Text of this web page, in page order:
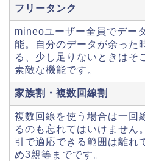
フリータンク
mineoユーザー全員でデー
能。自分のデータが余った
る、少し足りないときはそ
素敵な機能です。
家族割・複数回線割
複数回線を使う場合は一回
るのも忘れてはいけません
引で適応できる範囲は離れ
め3親等までです。